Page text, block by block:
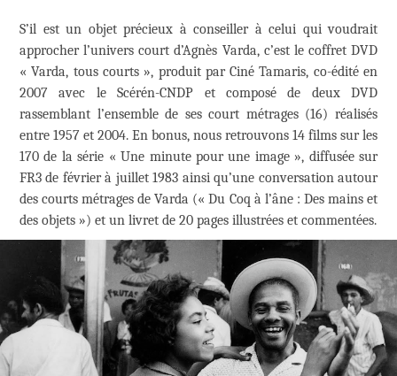
S’il est un objet précieux à conseiller à celui qui voudrait
approcher l’univers court d’Agnès Varda, c’est le coffret DVD
« Varda, tous courts », produit par Ciné Tamaris, co-édité en
2007 avec le Scérén-CNDP et composé de deux DVD
rassemblant l’ensemble de ses court métrages (16) réalisés
entre 1957 et 2004. En bonus, nous retrouvons 14 films sur les
170 de la série « Une minute pour une image », diffusée sur
FR3 de février à juillet 1983 ainsi qu’une conversation autour
des courts métrages de Varda (« Du Coq à l’âne : Des mains et
des objets ») et un livret de 20 pages illustrées et commentées.